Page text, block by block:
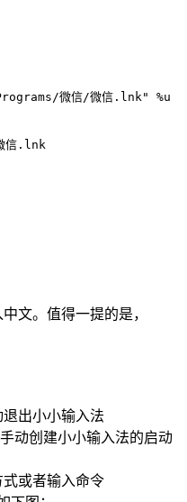
微信/微信.lnk" %u
信.lnk
文。值得一提的是，
出小小输入法
动创建小小输入法的启动
或者输入命令